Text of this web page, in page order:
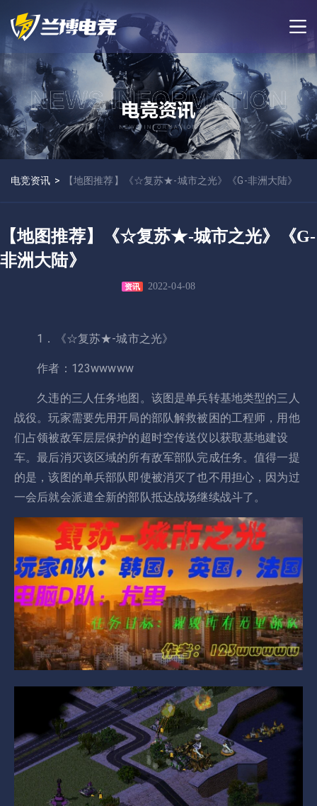
电竞资讯 > 【地图推荐】《☆复苏★-城市之光》《G-非洲大陆》
【地图推荐】《☆复苏★-城市之光》《G-
非洲大陆》
资讯 2022-04-08
1．《☆复苏★-城市之光》
作者：123wwwww
久违的三人任务地图。该图是单兵转基地类型的三人
战役。玩家需要先用开局的部队解救被困的工程师，用他
们占领被敌军层层保护的超时空传送仪以获取基地建设
车。最后消灭该区域的所有敌军部队完成任务。值得一提
的是，该图的单兵部队即使被消灭了也不用担心，因为过
一会后就会派遣全新的部队抵达战场继续战斗了。